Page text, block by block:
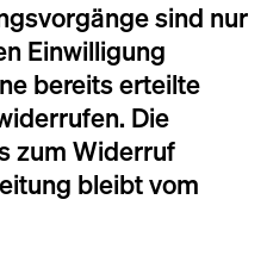
sind nur
Einwilligung
bereits erteilte
Die
zum Widerruf
bleibt vom